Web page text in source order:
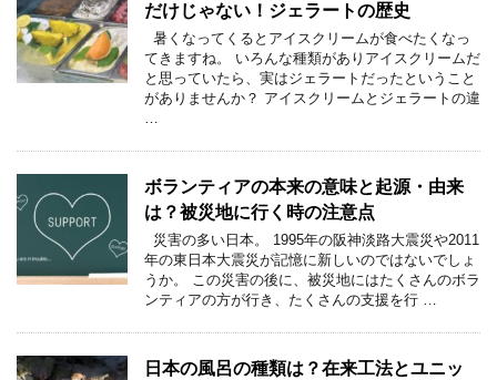
だけじゃない！ジェラートの歴史
暑くなってくるとアイスクリームが食べたくなっ
てきますね。 いろんな種類がありアイスクリームだ
と思っていたら、実はジェラートだったということ
がありませんか？ アイスクリームとジェラートの違
…
ボランティアの本来の意味と起源・由来
は？被災地に行く時の注意点
災害の多い日本。 1995年の阪神淡路大震災や2011
年の東日本大震災が記憶に新しいのではないでしょ
うか。 この災害の後に、被災地にはたくさんのボラ
ンティアの方が行き、たくさんの支援を行 …
日本の風呂の種類は？在来工法とユニッ